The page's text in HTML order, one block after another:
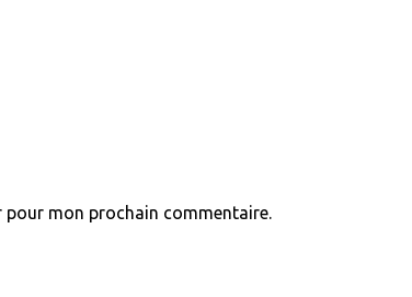
mon prochain commentaire.